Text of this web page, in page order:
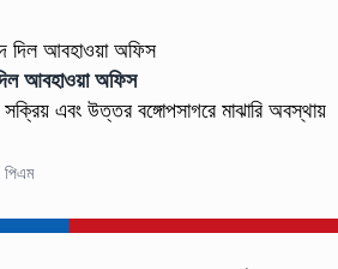
দিল আবহাওয়া অফিস
সক্রিয় এবং উত্তর বঙ্গোপসাগরে মাঝারি অবস্থায়